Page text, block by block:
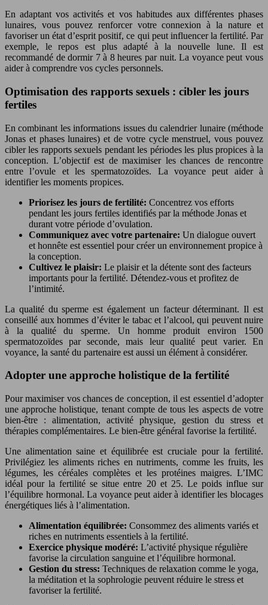
En adaptant vos activités et vos habitudes aux différentes phases
lunaires, vous pouvez renforcer votre connexion à la nature et
favoriser un état d’esprit positif, ce qui peut influencer la fertilité. Par
exemple, le repos est plus adapté à la nouvelle lune. Il est
recommandé de dormir 7 à 8 heures par nuit. La voyance peut vous
aider à comprendre vos cycles personnels.
Optimisation des rapports sexuels : cibler les jours
fertiles
En combinant les informations issues du calendrier lunaire (méthode
Jonas et phases lunaires) et de votre cycle menstruel, vous pouvez
cibler les rapports sexuels pendant les périodes les plus propices à la
conception. L’objectif est de maximiser les chances de rencontre
entre l’ovule et les spermatozoïdes. La voyance peut aider à
identifier les moments propices.
Priorisez les jours de fertilité: Concentrez vos efforts
pendant les jours fertiles identifiés par la méthode Jonas et
durant votre période d’ovulation.
Communiquez avec votre partenaire: Un dialogue ouvert
et honnête est essentiel pour créer un environnement propice à
la conception.
Cultivez le plaisir: Le plaisir et la détente sont des facteurs
importants pour la fertilité. Détendez-vous et profitez de
l’intimité.
La qualité du sperme est également un facteur déterminant. Il est
conseillé aux hommes d’éviter le tabac et l’alcool, qui peuvent nuire
à la qualité du sperme. Un homme produit environ 1500
spermatozoïdes par seconde, mais leur qualité peut varier. En
voyance, la santé du partenaire est aussi un élément à considérer.
Adopter une approche holistique de la fertilité
Pour maximiser vos chances de conception, il est essentiel d’adopter
une approche holistique, tenant compte de tous les aspects de votre
bien-être : alimentation, activité physique, gestion du stress et
thérapies complémentaires. Le bien-être général favorise la fertilité.
Une alimentation saine et équilibrée est cruciale pour la fertilité.
Privilégiez les aliments riches en nutriments, comme les fruits, les
légumes, les céréales complètes et les protéines maigres. L’IMC
idéal pour la fertilité se situe entre 20 et 25. Le poids influe sur
l’équilibre hormonal. La voyance peut aider à identifier les blocages
énergétiques liés à l’alimentation.
Alimentation équilibrée: Consommez des aliments variés et
riches en nutriments essentiels à la fertilité.
Exercice physique modéré: L’activité physique régulière
favorise la circulation sanguine et l’équilibre hormonal.
Gestion du stress: Techniques de relaxation comme le yoga,
la méditation et la sophrologie peuvent réduire le stress et
favoriser la fertilité.